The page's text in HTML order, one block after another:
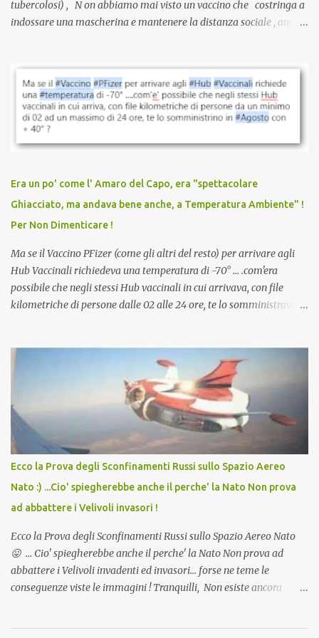
tubercolosi) , N on abbiamo mai visto un vaccino che costringa a
indossare una mascherina e mantenere la distanza sociale , anche
vaccinazione. Non avevamo mai sentito parlare di ricompense,
sconti, incentivi per vaccinarsi. Non avevamo mai visto
discriminazioni per coloro che non l’hanno fatto. Se non sei stato
vaccinato, nessuno aveva prima cercato di farti sentire una
persona cattiva. Non avevamo mai visto un vaccino che minacci le
vaccino usato per minacciare i mezzi di sussistenza, il lavoro o la
scuola. Non avevamo mai visto un vaccino che permettesse a un
dodicenne di ignorare il consenso dei genitori. Dopo tutti i vaccini
che abbiamo elencato sopra...
Era un po' come l' Amaro del Capo, era "spettacolare
Ghiacciato, ma andava bene anche, a Temperatura Ambiente" !
Per Non Dimenticare !
Ma se il Vaccino PFizer (come gli altri del resto) per arrivare agli
Hub Vaccinali richiedeva una temperatura di -70° ... .com'era
possibile che negli stessi Hub vaccinali in cui arrivava, con file
kilometriche di persone dalle 02 alle 24 ore, te lo somministravano
Vaccino come: l' Amaro del Capo, era "spettacolare Ghiacciato, ma
andava bene anche, a Temperatura Ambiente"! Riproponiamo
l'articolo per NON Dimenticare!
Ecco la Prova degli Sconfinamenti Russi sullo Spazio Aereo
Nato :) ...Cio' spiegherebbe anche il perche' la Nato Non prova
ad abbattere i Velivoli invasori !
Ecco la Prova degli Sconfinamenti Russi sullo Spazio Aereo Nato
😛 ... Cio' spiegherebbe anche il perche' la Nato Non prova ad
abbattere i Velivoli invadenti ed invasori... forse ne teme le
conseguenze viste le immagini ! Tranquilli, Non esiste ancora